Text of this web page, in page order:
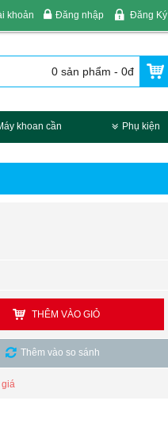
khoản Đăng nhập Đăng Ký
0 sản phẩm - 0đ
khoan cần Phụ kiện
THÊM VÀO GIỎ
Thêm vào so sánh
giá